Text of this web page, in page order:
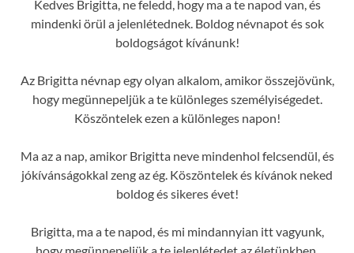
Kedves Brigitta, ne feledd, hogy ma a te napod van, és
mindenki örül a jelenlétednek. Boldog névnapot és sok
boldogságot kívánunk!
Az Brigitta névnap egy olyan alkalom, amikor összejövünk,
hogy megünnepeljük a te különleges személyiségedet.
Köszöntelek ezen a különleges napon!
Ma az a nap, amikor Brigitta neve mindenhol felcsendül, és
jókívánságokkal zeng az ég. Köszöntelek és kívánok neked
boldog és sikeres évet!
Brigitta, ma a te napod, és mi mindannyian itt vagyunk,